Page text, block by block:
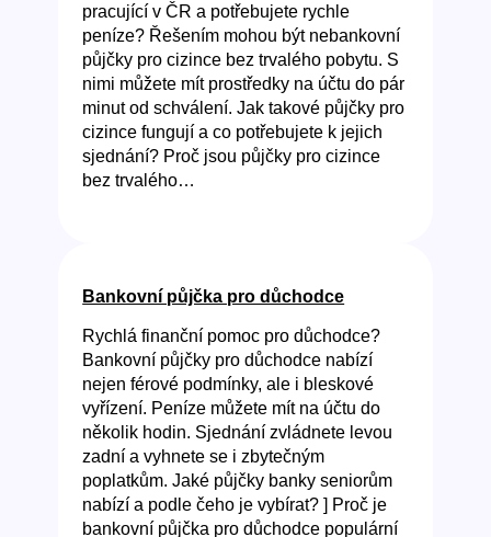
pracující v ČR a potřebujete rychle
peníze? Řešením mohou být nebankovní
půjčky pro cizince bez trvalého pobytu. S
nimi můžete mít prostředky na účtu do pár
minut od schválení. Jak takové půjčky pro
cizince fungují a co potřebujete k jejich
sjednání? Proč jsou půjčky pro cizince
bez trvalého…
Bankovní půjčka pro důchodce
Rychlá finanční pomoc pro důchodce?
Bankovní půjčky pro důchodce nabízí
nejen férové podmínky, ale i bleskové
vyřízení. Peníze můžete mít na účtu do
několik hodin. Sjednání zvládnete levou
zadní a vyhnete se i zbytečným
poplatkům. Jaké půjčky banky seniorům
nabízí a podle čeho je vybírat? ] Proč je
bankovní půjčka pro důchodce populární